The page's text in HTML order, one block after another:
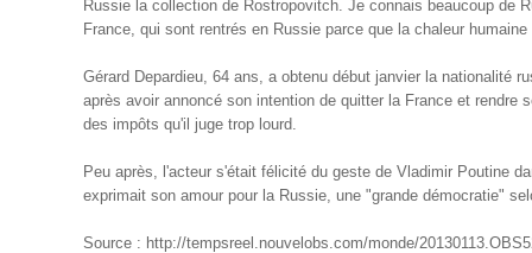
Russie la collection de Rostropovitch. Je connais beaucoup de
France, qui sont rentrés en Russie parce que la chaleur
Gérard Depardieu, 64 ans, a obtenu début janvier la nationalité
après avoir annoncé son intention de quitter la France et rendre
des impôts qu'il juge trop lourd.
Peu après, l'acteur s'était félicité du geste de Vladimir Poutine
exprimait son amour pour la Russie, une "grande démocratie"
Source : http://tempsreel.nouvelobs.com/monde/